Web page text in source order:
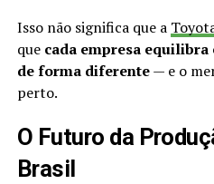
Isso não significa que a
que cada empresa
de forma diferente— e o
perto.
O Futuro da
Brasil